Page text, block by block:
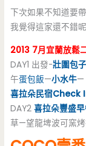
下次如果不知道要
我覺得這家還不錯
2013 7月宜蘭放鬆
DAY1 出發-壯圍包
午蛋包飯—小水牛—
喜拉朵民宿Check
DAY2喜拉朵豐盛
草—望龍埤波可窯